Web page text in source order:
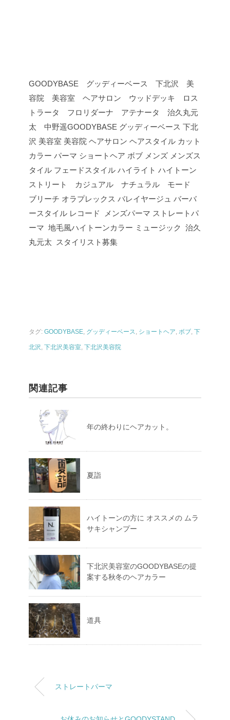
GOODYBASE グッディーベース 下北沢 美
容院 美容室 ヘアサロン ウッドデッキ ロス
トラータ フロリダーナ アテナータ 治久丸元
太 中野遥GOODYBASE グッディーベース 下北
沢 美容室 美容院 ヘアサロン ヘアスタイル カット
カラー パーマ ショートヘア ボブ メンズ メンズス
タイル フェードスタイル ハイライト ハイトーン
ストリート カジュアル ナチュラル モード
ブリーチ オラプレックス バレイヤージュ バーバ
ースタイル レコード メンズパーマ ストレートパ
ーマ 地毛風ハイトーンカラー ミュージック 治久
丸元太 スタイリスト募集
タグ: GOODYBASE, グッディーベース, ショートヘア, ボブ, 下
北沢, 下北沢美容室, 下北沢美容院
関連記事
年の終わりにヘアカット。
夏詣
ハイトーンの方に オススメの ムラ
サキシャンプー
下北沢美容室のGOODYBASEの提
案する秋冬のヘアカラー
道具
ストレートパーマ